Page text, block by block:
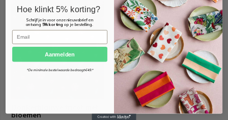
bloemen
Hoe klinkt 5% korting?
Schrijf je in voor onze nieuwsbrief en
ontvang 5% kortingop je bestelling.
Email
Aanmelden
*De minimale bestelwaarde bedraagt €49.*